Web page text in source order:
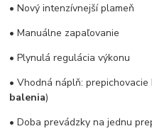
• Nový intenzívnejší plameň
• Manuálne zapaľovanie
• Plynulá regulácia výkonu
• Vhodná náplň:
balenia)
• Doba prevádzky na jednu